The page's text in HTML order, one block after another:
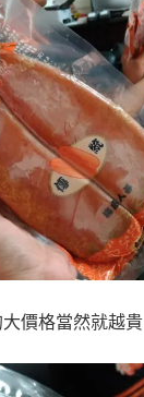
價格當然就越貴